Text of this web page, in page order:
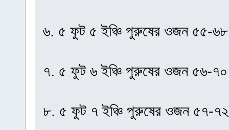
৬. ৫ ফুট ৫ ইঞ্চি পুরুষের ওজন ৫৫-
৭. ৫ ফুট ৬ ইঞ্চি পুরুষের ওজন ৫৬-
৮. ৫ ফুট ৭ ইঞ্চি পুরুষের ওজন ৫৭-